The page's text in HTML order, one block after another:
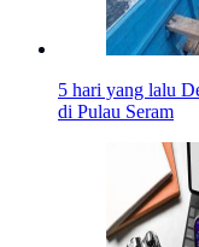
5 hari yang lalu
di Pulau Seram